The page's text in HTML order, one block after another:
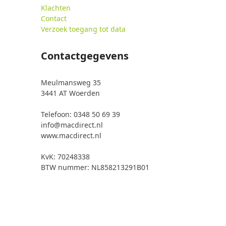
Klachten
Contact
Verzoek toegang tot data
Contactgegevens
Meulmansweg 35
3441 AT Woerden
Telefoon: 0348 50 69 39
info@macdirect.nl
www.macdirect.nl
KvK: 70248338
BTW nummer: NL858213291B01